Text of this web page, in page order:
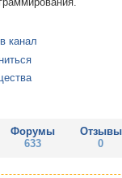
канал
Форумы
633
Отзывы
0